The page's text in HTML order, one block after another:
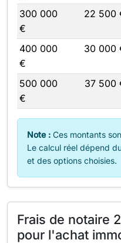
300 000
€
22 500
400 000
€
30 000
500 000
€
37 500
Note : Ces montants
Le calcul réel dépend
et des options choisies.
Frais de notaire
pour l'achat